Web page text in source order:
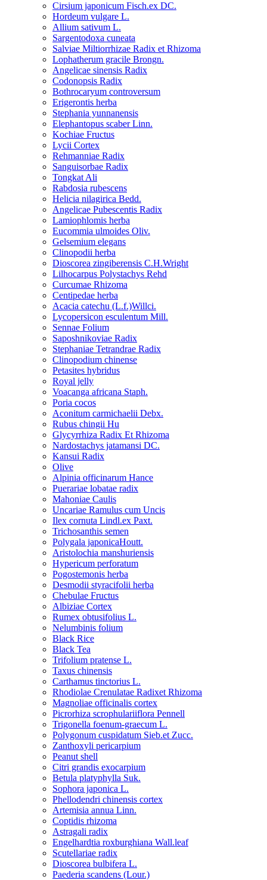
Cirsium japonicum Fisch.ex DC.
Hordeum vulgare L.
Allium sativum L.
Sargentodoxa cuneata
Salviae Miltiorrhizae Radix et Rhizoma
Lophatherum gracile Brongn.
Angelicae sinensis Radix
Codonopsis Radix
Bothrocaryum controversum
Erigerontis herba
Stephania yunnanensis
Elephantopus scaber Linn.
Kochiae Fructus
Lycii Cortex
Rehmanniae Radix
Sanguisorbae Radix
Tongkat Ali
Rabdosia rubescens
Helicia nilagirica Bedd.
Angelicae Pubescentis Radix
Lamiophlomis herba
Eucommia ulmoides Oliv.
Gelsemium elegans
Clinopodii herba
Dioscorea zingiberensis C.H.Wright
Lilhocarpus Polystachys Rehd
Curcumae Rhizoma
Centipedae herba
Acacia catechu (L.f.)Willci.
Lycopersicon esculentum Mill.
Sennae Folium
Saposhnikoviae Radix
Stephaniae Tetrandrae Radix
Clinopodium chinense
Petasites hybridus
Royal jelly
Voacanga africana Staph.
Poria cocos
Aconitum carmichaelii Debx.
Rubus chingii Hu
Glycyrrhiza Radix Et Rhizoma
Nardostachys jatamansi DC.
Kansui Radix
Olive
Alpinia officinarum Hance
Puerariae lobatae radix
Mahoniae Caulis
Uncariae Ramulus cum Uncis
Ilex cornuta Lindl.ex Paxt.
Trichosanthis semen
Polygala japonicaHoutt.
Aristolochia manshuriensis
Hypericum perforatum
Pogostemonis herba
Desmodii styracifolii herba
Chebulae Fructus
Albiziae Cortex
Rumex obtusifolius L.
Nelumbinis folium
Black Rice
Black Tea
Trifolium pratense L.
Taxus chinensis
Carthamus tinctorius L.
Rhodiolae Crenulatae Radixet Rhizoma
Magnoliae officinalis cortex
Picrorhiza scrophulariiflora Pennell
Trigonella foenum-graecum L.
Polygonum cuspidatum Sieb.et Zucc.
Zanthoxyli pericarpium
Peanut shell
Citri grandis exocarpium
Betula platyphylla Suk.
Sophora japonica L.
Phellodendri chinensis cortex
Artemisia annua Linn.
Coptidis rhizoma
Astragali radix
Engelhardtia roxburghiana Wall.leaf
Scutellariae radix
Dioscorea bulbifera L.
Paederia scandens (Lour.)